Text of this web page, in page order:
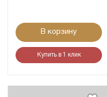
В корзину
Купить в 1 клик